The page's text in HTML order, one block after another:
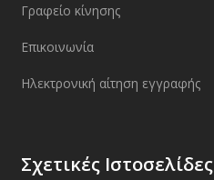
Γραφείο κίνησης
Επικοινωνία
Ηλεκτρονική αίτηση εγγραφής
Σχετικές Ιστοσελίδες